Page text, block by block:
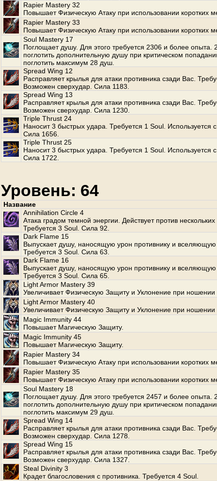
Rapier Mastery 32
Повышает Физическую Атаку при использовании коротких
Rapier Mastery 33
Повышает Физическую Атаку при использовании коротких
Soul Mastery 17
Поглощает душу. Для этого требуется 2306 и более опыта.
поглотить дополнительную душу при критическом
поглотить максимум 28 душ.
Spread Wing 12
Расправляет крылья для атаки противника сзади Вас.
Возможен сверхудар. Сила 1183.
Spread Wing 13
Расправляет крылья для атаки противника сзади Вас.
Возможен сверхудар. Сила 1230.
Triple Thrust 24
Наносит 3 быстрых удара. Требуется 1 Soul. Используется
Сила 1656.
Triple Thrust 25
Наносит 3 быстрых удара. Требуется 1 Soul. Используется
Сила 1722.
Уровень: 64
Название
Annihilation Circle 4
Атака градом темной энергии. Действует против
Требуется 3 Soul. Сила 92.
Dark Flame 15
Выпускает душу, наносящую урон противнику и вселяющую
Требуется 3 Soul. Сила 63.
Dark Flame 16
Выпускает душу, наносящую урон противнику и вселяющую
Требуется 3 Soul. Сила 65.
Light Armor Mastery 39
Увеличивает Физическую Защиту и Уклонение при ношении
Light Armor Mastery 40
Увеличивает Физическую Защиту и Уклонение при ношении
Magic Immunity 44
Повышает Магическую Защиту.
Magic Immunity 45
Повышает Магическую Защиту.
Rapier Mastery 34
Повышает Физическую Атаку при использовании коротких
Rapier Mastery 35
Повышает Физическую Атаку при использовании коротких
Soul Mastery 18
Поглощает душу. Для этого требуется 2457 и более опыта.
поглотить дополнительную душу при критическом
поглотить максимум 29 душ.
Spread Wing 14
Расправляет крылья для атаки противника сзади Вас.
Возможен сверхудар. Сила 1278.
Spread Wing 15
Расправляет крылья для атаки противника сзади Вас.
Возможен сверхудар. Сила 1327.
Steal Divinity 3
Крадет благословения с противника. Требуется 4 Soul.